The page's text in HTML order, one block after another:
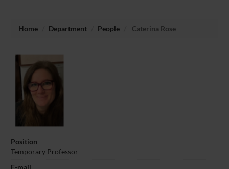
Home Department People Caterina Rose
Position
Temporary Professor